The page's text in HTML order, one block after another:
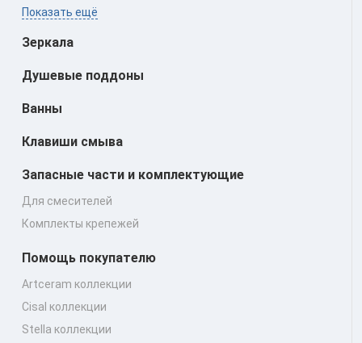
Показать ещё
Зеркала
Душевые поддоны
Ванны
Клавиши смыва
Запасные части и комплектующие
Для смесителей
Комплекты крепежей
Помощь покупателю
Artceram коллекции
Cisal коллекции
Stella коллекции